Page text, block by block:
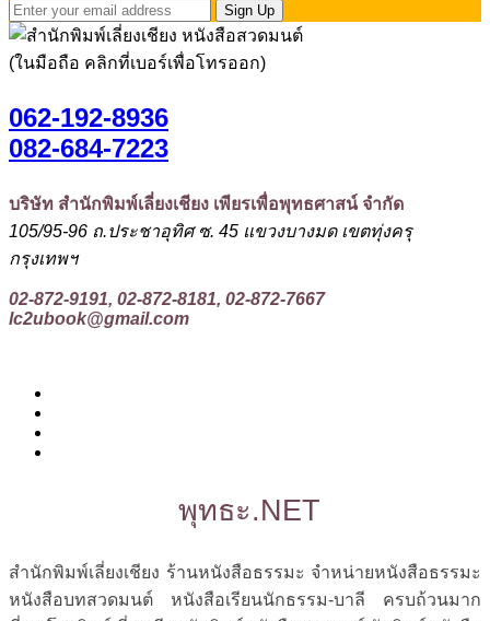
Sign Up
(ในมือถือ คลิกที่เบอร์เพื่อโทรออก)
062-192-8936
082-684-7223
บริษัท สำนักพิมพ์เลี่ยงเชียง เพียรเพื่อพุทธศาสน์ จำกัด
105/95-96 ถ.ประชาอุทิศ ซ. 45 แขวงบางมด เขตทุ่งครุ
กรุงเทพฯ
02-872-9191, 02-872-8181, 02-872-7667
lc2ubook@gmail.com
พุทธะ.NET
สำนักพิมพ์เลี่ยงเชียง ร้านหนังสือธรรมะ จำหน่ายหนังสือธรรมะ
หนังสือบทสวดมนต์ หนังสือเรียนนักธรรม-บาลี ครบถ้วนมาก